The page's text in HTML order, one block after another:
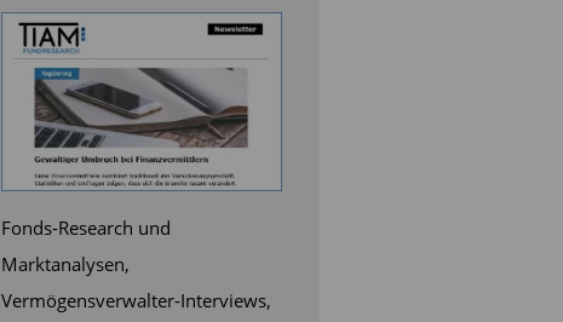
Fonds-Research und
Marktanalysen,
Vermögensverwalter-Interviews,